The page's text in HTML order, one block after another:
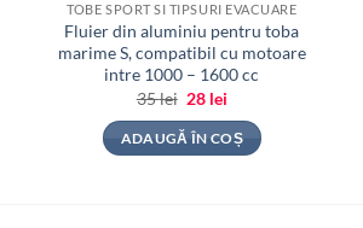
TOBE SPORT SI TIPSURI EVACUARE
Fluier din aluminiu pentru toba
marime S, compatibil cu motoare
intre 1000 – 1600 cc
35lei Prețul
a
fost:
28 lei
este:
28 lei.
ADAUGĂ ÎN COȘ